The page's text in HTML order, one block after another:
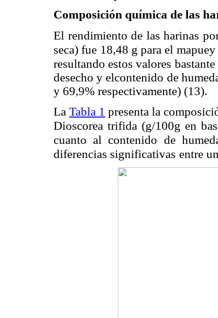
Composición química de las
El rendimiento de las harinas
seca) fue 18,48 g para el
resultando estos valores bastante
desecho y elcontenido de
y 69,9% respectivamente) (13).
LaTabla 1 presenta la
Dioscorea trifida (g/100g en
cuanto al contenido de
diferencias significativas entre